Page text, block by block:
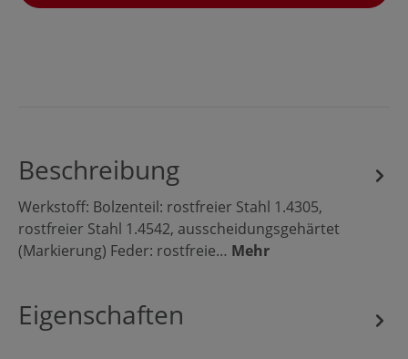
Beschreibung
Werkstoff: Bolzenteil: rostfreier Stahl 1.4305,
rostfreier Stahl 1.4542, ausscheidungsgehärtet
(Markierung) Feder: rostfreie… Mehr
Eigenschaften